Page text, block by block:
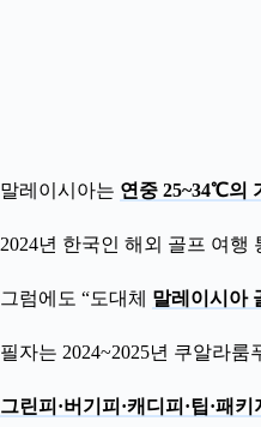
말레이시아는 연중 25~34℃의
2024년 한국인 해외 골프 여
그럼에도 “도대체 말레이시아
필자는 2024~2025년 쿠알라
그린피·버기피·캐디피·팁·패